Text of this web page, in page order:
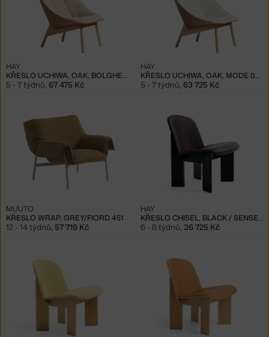
KŘESLO UCHIWA, OAK, BOLGHERI LGG60/SENSE NOUGAT
HAY
5 - 7 týdnů, 67 475 Kč
KŘESLO UCHIWA, OAK, MODE 009/SENSE NOUGAT
HAY
5 - 7 týdnů, 63 725 Kč
KŘESLO WRAP, GREY/FIORD 451
MUUTO
12 - 14 týdnů, 57 719 Kč
KŘESLO CHISEL, BLACK / SENSE DARK BROWN
HAY
6 - 8 týdnů, 36 725 Kč